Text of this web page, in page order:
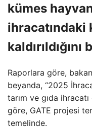
kümes
ihracatındaki
Raporlara göre,
beyanda, “2025
tarım ve gıda
göre, GATE projesi
temelinde.